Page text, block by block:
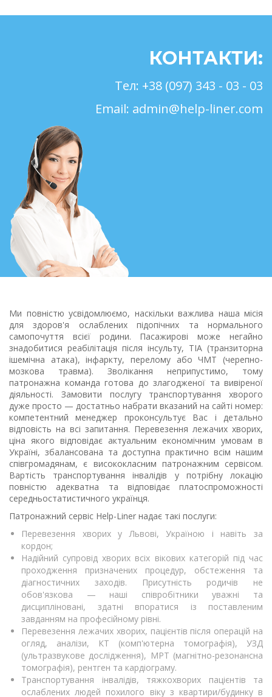
КОНТАКТИ:
Тел: +38 (097) 343 - 03 - 03
Email: admin@help-liner.com
Ми повністю усвідомлюємо, наскільки важлива наша місія
для здоров'я ослаблених підопічних та нормального
самопочуття всієї родини. Пасажирові може негайно
знадобитися реабілітація після інсульту, ТІА (транзиторна
ішемічна атака), інфаркту, перелому або ЧМТ (черепно-
мозкова травма). Зволікання неприпустимо, тому
патронажна команда готова до злагодженої та вивіреної
діяльності. Замовити послугу транспортування хворого
дуже просто — достатньо набрати вказаний на сайті номер:
компетентний менеджер проконсультує Вас і детально
відповість на всі запитання. Перевезення лежачих хворих,
ціна якого відповідає актуальним економічним умовам в
Україні, збалансована та доступна практично всім нашим
співгромадянам, є висококласним патронажним сервісом.
Вартість транспортування інвалідів у потрібну локацію
повністю адекватна та відповідає платоспроможності
середньостатистичного українця.
Патронажний сервіс Help-Liner надає такі послуги:
Перевезення хворих у Львові, Україною і навіть за
кордон;
Надійний супровід хворих всіх вікових категорій під час
проходження призначених процедур, обстеження та
діагностичних заходів. Присутність родичів не
обов'язкова — наші співробітники уважні та
дисципліновані, здатні впоратися із поставленим
завданням на професійному рівні.
Перевезення лежачих хворих, пацієнтів після операцій на
огляд, аналізи, КТ (комп'ютерна томографія), УЗД
(ультразвукове дослідження), МРТ (магнітно-резонансна
томографія), рентген та кардіограму.
Транспортування інвалідів, тяжкохворих пацієнтів та
ослаблених людей похилого віку з квартири/будинку в